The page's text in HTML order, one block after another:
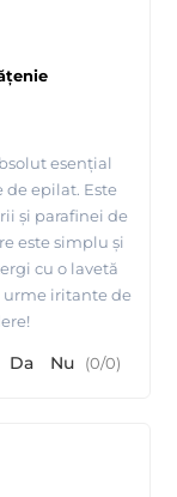
esențial
epilat. Este
și parafinei de
este simplu și
cu o lavetă
urme iritante de
Da Nu (0/0)